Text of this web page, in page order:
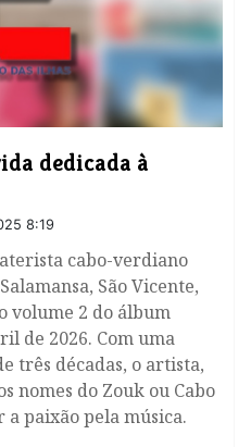
dedicada à
8:19
cabo-verdiano
São Vicente,
volume 2 do álbum
de 2026. Com uma
três décadas, o artista,
nomes do Zouk ou Cabo
paixão pela música.